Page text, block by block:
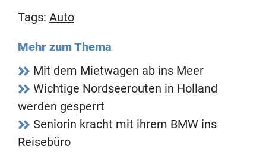
Tags: Auto
Mehr zum Thema
Mit dem Mietwagen ab ins Meer
Wichtige Nordseerouten in Holland
werden gesperrt
Seniorin kracht mit ihrem BMW ins
Reisebüro